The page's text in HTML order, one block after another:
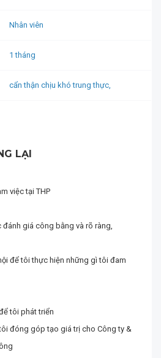
Nhân viên
1 tháng
cẩn thận chịu khó trung thực,
LẠI
việc tại THP
đánh giá công bằng và rõ ràng,
để tôi thực hiện những gì tôi đam
tôi phát triển
đóng góp tạo giá trị cho Công ty &